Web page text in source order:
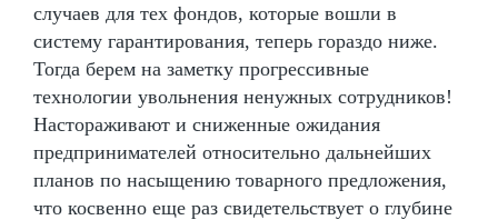
случаев для тех фондов, которые вошли в
систему гарантирования, теперь гораздо ниже.
Тогда берем на заметку прогрессивные
технологии увольнения ненужных сотрудников!
Настораживают и сниженные ожидания
предпринимателей относительно дальнейших
планов по насыщению товарного предложения,
что косвенно еще раз свидетельствует о глубине